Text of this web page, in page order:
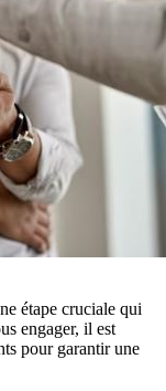
étape cruciale qui
engager, il est
pour garantir une